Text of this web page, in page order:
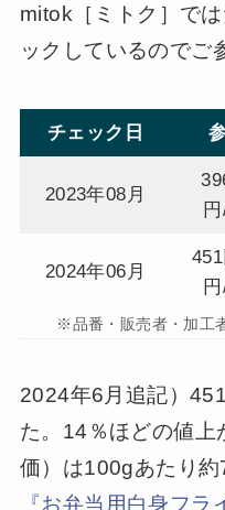
mitok［ミトク］で
ックしているのでご
チェック日
2023年08月
2024年06月
※品番・販売者・加工
2024年6月追記）
た。14％ほどの値上
価）は100gあたり
『お弁当用白身フ